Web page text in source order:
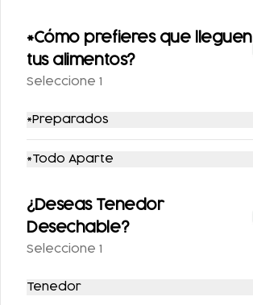
GUISADO
$69.00
SOPE CON BISTEC
$110.00
*Cómo prefieres que lleguen
tus alimentos?
Seleccione 1
*Preparados
*Todo Aparte
¿Deseas Tenedor
Desechable?
Seleccione 1
Tenedor